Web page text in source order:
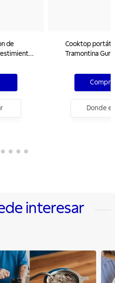
de
26 cm,
Cooktop
Tramontina
Donde
interesar